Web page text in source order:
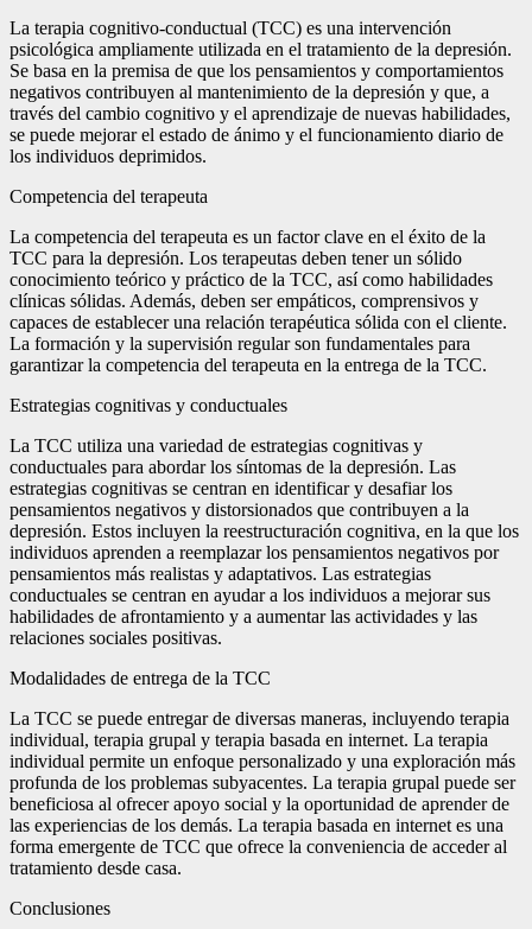
La terapia cognitivo-conductual (TCC) es una intervención
psicológica ampliamente utilizada en el tratamiento de la depresión.
Se basa en la premisa de que los pensamientos y comportamientos
negativos contribuyen al mantenimiento de la depresión y que, a
través del cambio cognitivo y el aprendizaje de nuevas habilidades,
se puede mejorar el estado de ánimo y el funcionamiento diario de
los individuos deprimidos.
Competencia del terapeuta
La competencia del terapeuta es un factor clave en el éxito de la
TCC para la depresión. Los terapeutas deben tener un sólido
conocimiento teórico y práctico de la TCC, así como habilidades
clínicas sólidas. Además, deben ser empáticos, comprensivos y
capaces de establecer una relación terapéutica sólida con el cliente.
La formación y la supervisión regular son fundamentales para
garantizar la competencia del terapeuta en la entrega de la TCC.
Estrategias cognitivas y conductuales
La TCC utiliza una variedad de estrategias cognitivas y
conductuales para abordar los síntomas de la depresión. Las
estrategias cognitivas se centran en identificar y desafiar los
pensamientos negativos y distorsionados que contribuyen a la
depresión. Estos incluyen la reestructuración cognitiva, en la que los
individuos aprenden a reemplazar los pensamientos negativos por
pensamientos más realistas y adaptativos. Las estrategias
conductuales se centran en ayudar a los individuos a mejorar sus
habilidades de afrontamiento y a aumentar las actividades y las
relaciones sociales positivas.
Modalidades de entrega de la TCC
La TCC se puede entregar de diversas maneras, incluyendo terapia
individual, terapia grupal y terapia basada en internet. La terapia
individual permite un enfoque personalizado y una exploración más
profunda de los problemas subyacentes. La terapia grupal puede ser
beneficiosa al ofrecer apoyo social y la oportunidad de aprender de
las experiencias de los demás. La terapia basada en internet es una
forma emergente de TCC que ofrece la conveniencia de acceder al
tratamiento desde casa.
Conclusiones